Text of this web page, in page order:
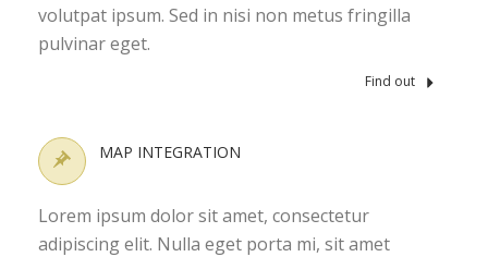
volutpat ipsum. Sed in nisi non metus fringilla
pulvinar eget.
Find out
MAP INTEGRATION
Lorem ipsum dolor sit amet, consectetur
adipiscing elit. Nulla eget porta mi, sit amet